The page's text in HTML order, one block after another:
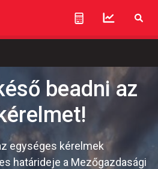
beadni az
egységes kérelmek
határideje a Mezőgazdasági